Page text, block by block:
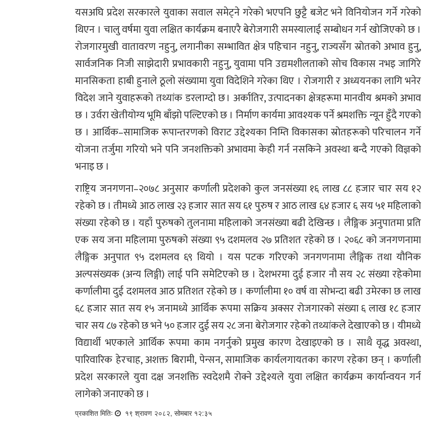
यसअघि प्रदेश सरकारले युवाका सवाल समेट्ने गरेको भएपनि छुट्टै बजेट भने विनियोजन गर्ने गरेको
थिएन । चालु वर्षमा युवा लक्षित कार्यक्रम बनाएरै बेरोजगारी समस्यालाई सम्बोधन गर्न खोजिएको छ ।
रोजगारमुखी वातावरण नहुनु, लगानीका सम्भावित क्षेत्र पहिचान नहुनु, राज्यसँग स्रोतको अभाव हुनु,
सार्वजनिक निजी साझेदारी प्रभावकारी नहुनु, युवामा पनि उद्यमशीलताको सोच विकास नभइ जागिरे
मानसिकता हाबी हुनाले ठूलो संख्यामा युवा विदेशिने गरेका थिए । रोजगारी र अध्ययनका लागि भनेर
विदेश जाने युवाहरूको तथ्यांक डरलाग्दो छ । अर्कातिर, उत्पादनका क्षेत्रहरूमा मानवीय श्रमको अभाव
छ । उर्वरा खेतीयोग्य भूमि बाँझो पल्टिएको छ । निर्माण कार्यमा आवश्यक पर्ने श्रमशक्ति न्यून हुँदै गएको
छ । आर्थिक–सामाजिक रूपान्तरणको विराट उद्देश्यका निम्ति विकासका स्रोतहरूको परिचालन गर्ने
योजना तर्जुमा गरियो भने पनि जनशक्तिको अभावमा केही गर्न नसकिने अवस्था बन्दै गएको विज्ञको
भनाइ छ ।
राष्ट्रिय जनगणना–२०७८ अनुसार कर्णाली प्रदेशको कुल जनसंख्या १६ लाख ८८ हजार चार सय १२
रहेको छ । तीमध्ये आठ लाख २३ हजार सात सय ६१ पुरुष र आठ लाख ६४ हजार ६ सय ५१ महिलाको
संख्या रहेको छ । यहाँ पुरुषको तुलनामा महिलाको जनसंख्या बढी देखिन्छ । लैङ्गिक अनुपातमा प्रति
एक सय जना महिलामा पुरुषको संख्या ९५ दशमलव २७ प्रतिशत रहेको छ । २०६८ को जनगणनामा
लैङ्गिक अनुपात ९५ दशमलव ६९ थियो । यस पटक गरिएको जनगणनामा लैङ्गिक तथा यौनिक
अल्पसंख्यक (अन्य लिङ्गी) लाई पनि समेटिएको छ । देशभरमा दुई हजार नौ सय २८ संख्या रहेकोमा
कर्णालीमा दुई दशमलव आठ प्रतिशत रहेको छ । कर्णालीमा १० वर्ष वा सोभन्दा बढी उमेरका छ लाख
६८ हजार सात सय १५ जनामध्ये आर्थिक रूपमा सक्रिय अक्सर रोजगारको संख्या ६ लाख १८ हजार
चार सय ८७ रहेको छ भने ५० हजार दुई सय २८ जना बेरोजगार रहेको तथ्यांकले देखाएको छ । यीमध्ये
विद्यार्थी भएकाले आर्थिक रूपमा काम नगर्नुको प्रमुख कारण देखाइएको छ । साथै वृद्ध अवस्था,
पारिवारिक हेरचाह, अशक्त बिरामी, पेन्सन, सामाजिक कार्यलगायतका कारण रहेका छन् । कर्णाली
प्रदेश सरकारले युवा दक्ष जनशक्ति स्वदेशमै रोक्ने उद्देश्यले युवा लक्षित कार्यक्रम कार्यान्वयन गर्न
लागेको जनाएको छ ।
प्रकाशित मितिः १९ श्रावण २०८२, सोमबार १२:३५